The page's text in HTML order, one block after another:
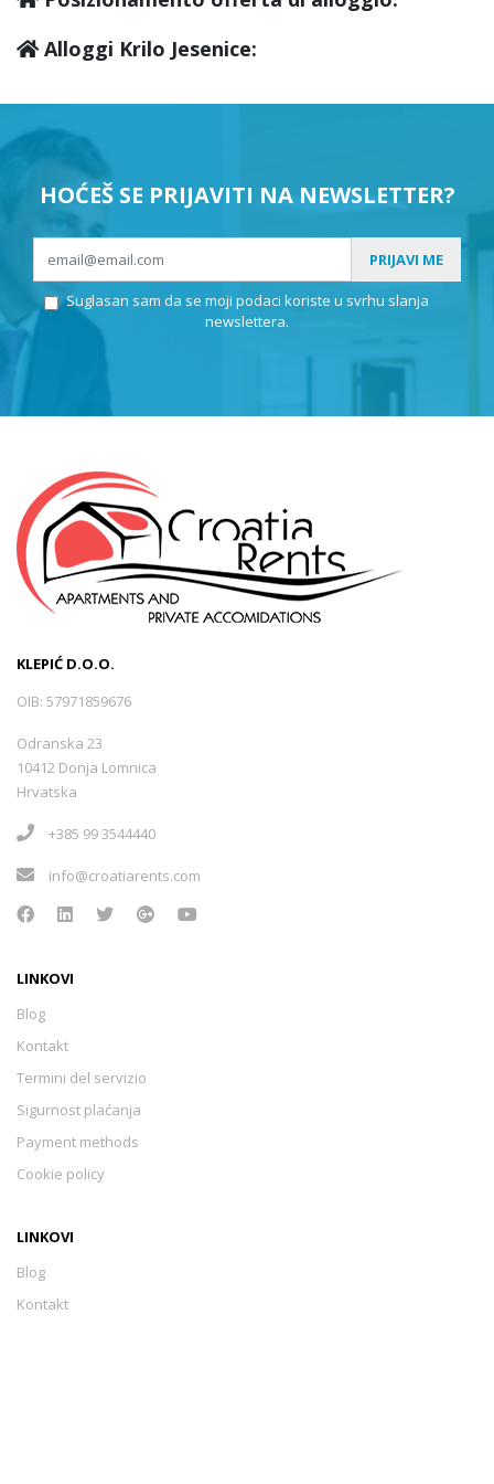
Alloggi Krilo Jesenice:
HOĆEŠ SE PRIJAVITI NA NEWSLETTER?
PRIJAVI ME
Suglasan sam da se moji podaci koriste u svrhu slanja
newslettera.
KLEPIĆ D.O.O.
OIB: 57971859676
Odranska 23
10412 Donja Lomnica
Hrvatska
+385 99 3544440
info@croatiarents.com
LINKOVI
Blog
Kontakt
Termini del servizio
Sigurnost plaćanja
Payment methods
Cookie policy
LINKOVI
Blog
Kontakt